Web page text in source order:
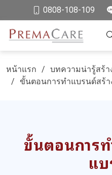
0808-108-109
หน้าแรก
บทความน่ารู้สร้
ขั้นตอนการทำแบรนด์สร้
ขั้นตอนการ
แ